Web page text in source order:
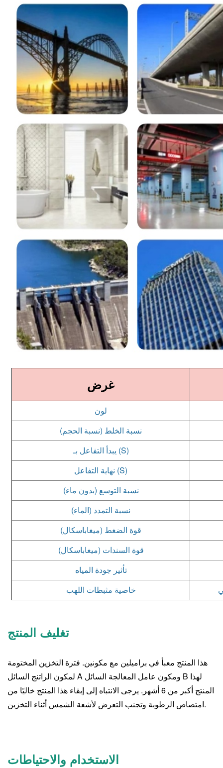
غرض
لون
نسبة الخلط (نسبة الحجم)
يبدأ التفاعل بـ (S)
نهاية التفاعل (S)
نسبة التوسع (بدون ماء)
نسبة التمدد (الماء)
قوة الضغط (ميغاباسكال)
قوة السندات (ميغاباسكال)
تأثير جودة المياه
خاصية مثبطات اللهب
تغليف المنتج
هذا المنتج معبأ في براميلين مع مكونين. فترة التخزين المختومة
لمكون الراتنج السائل A ومكون عامل المعالجة السائل B لهذا
المنتج أكبر من 6 أشهر. يرجى الانتباه إلى إبقاء هذا المنتج خاليًا من
امتصاص الرطوبة وتجنب التعرض لأشعة الشمس أثناء التخزين.
الاستخدام والاحتياطات